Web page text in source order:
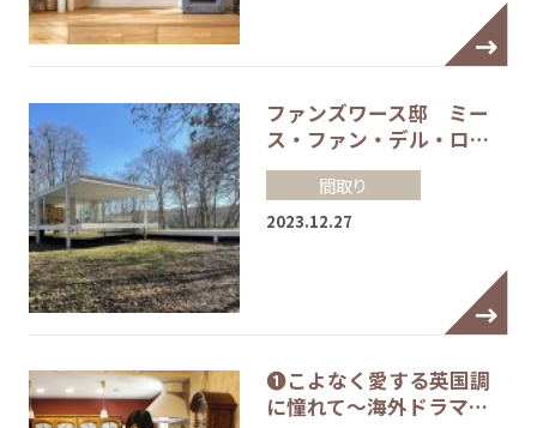
ファンズワース邸 ミー
ス・ファン・デル・ロ…
間取り
2023.12.27
❶こよなく愛する英国調
に憧れて～海外ドラマ…